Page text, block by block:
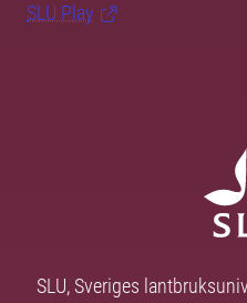
SLU Play
SLU, Sveriges